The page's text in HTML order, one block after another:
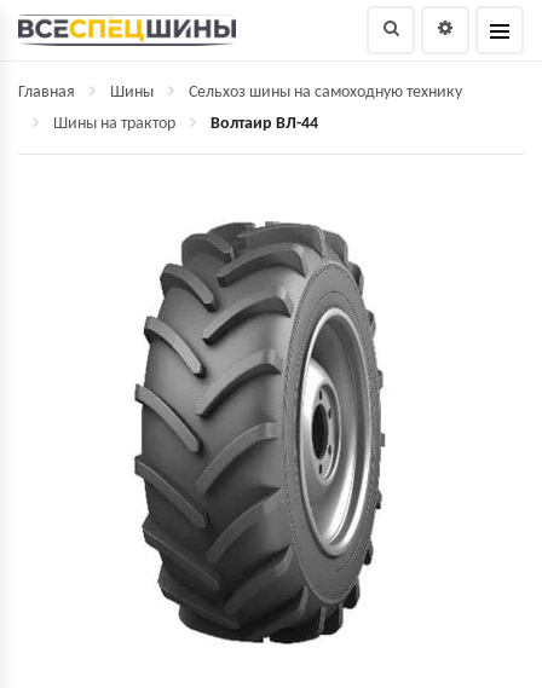
Главная Шины
Сельхоз шины на самоходную технику
Шины на трактор
Волтаир ВЛ-44